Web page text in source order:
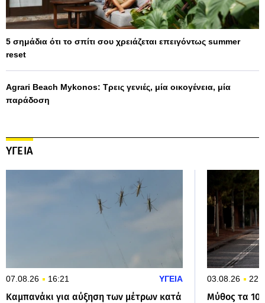
5 σημάδια ότι το σπίτι σου χρειάζεται επειγόντως summer
reset
Agrari Beach Mykonos: Τρεις γενιές, μία οικογένεια, μία
παράδοση
ΥΓΕΙΑ
07.08.26 16:21 ΥΓΕΙΑ
Καμπανάκι για αύξηση των μέτρων κατά
03.08.26
Μύθος τα